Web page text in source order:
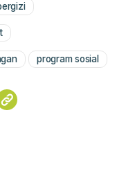
program sosial